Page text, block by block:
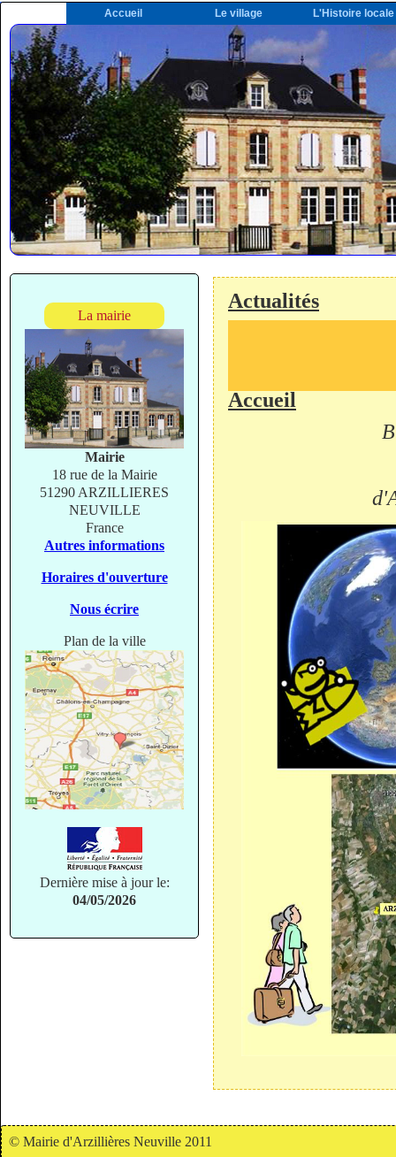
Accueil Le village L'Histoire locale
La mairie
Mairie
18 rue de la Mairie
51290 ARZILLIERES
NEUVILLE
France
Autres informations
Horaires d'ouverture
Nous écrire
Plan de la ville
Dernière mise à jour le:
04/05/2026
Actualités
Accueil
© Mairie d'Arzillières Neuville 2011